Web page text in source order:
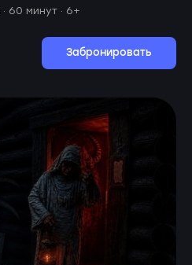
60 минут · 6+
Забронировать